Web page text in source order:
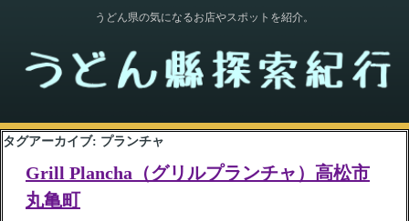
うどん県の気になるお店やスポットを紹介。
タグアーカイブ: プランチャ
Grill Plancha（グリルプランチャ）高松市
丸亀町